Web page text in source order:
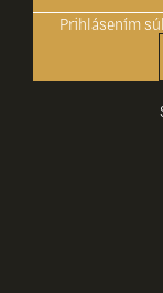
Prihlásením